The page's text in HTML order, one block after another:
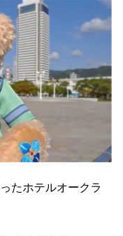
たホテルオークラ